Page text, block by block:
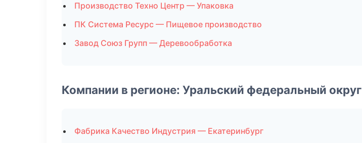
Производство Техно Центр — Упаковка
ПК Система Ресурс — Пищевое производство
Завод Союз Групп — Деревообработка
Компании в регионе: Уральский федеральный округ
Фабрика Качество Индустрия — Екатеринбург